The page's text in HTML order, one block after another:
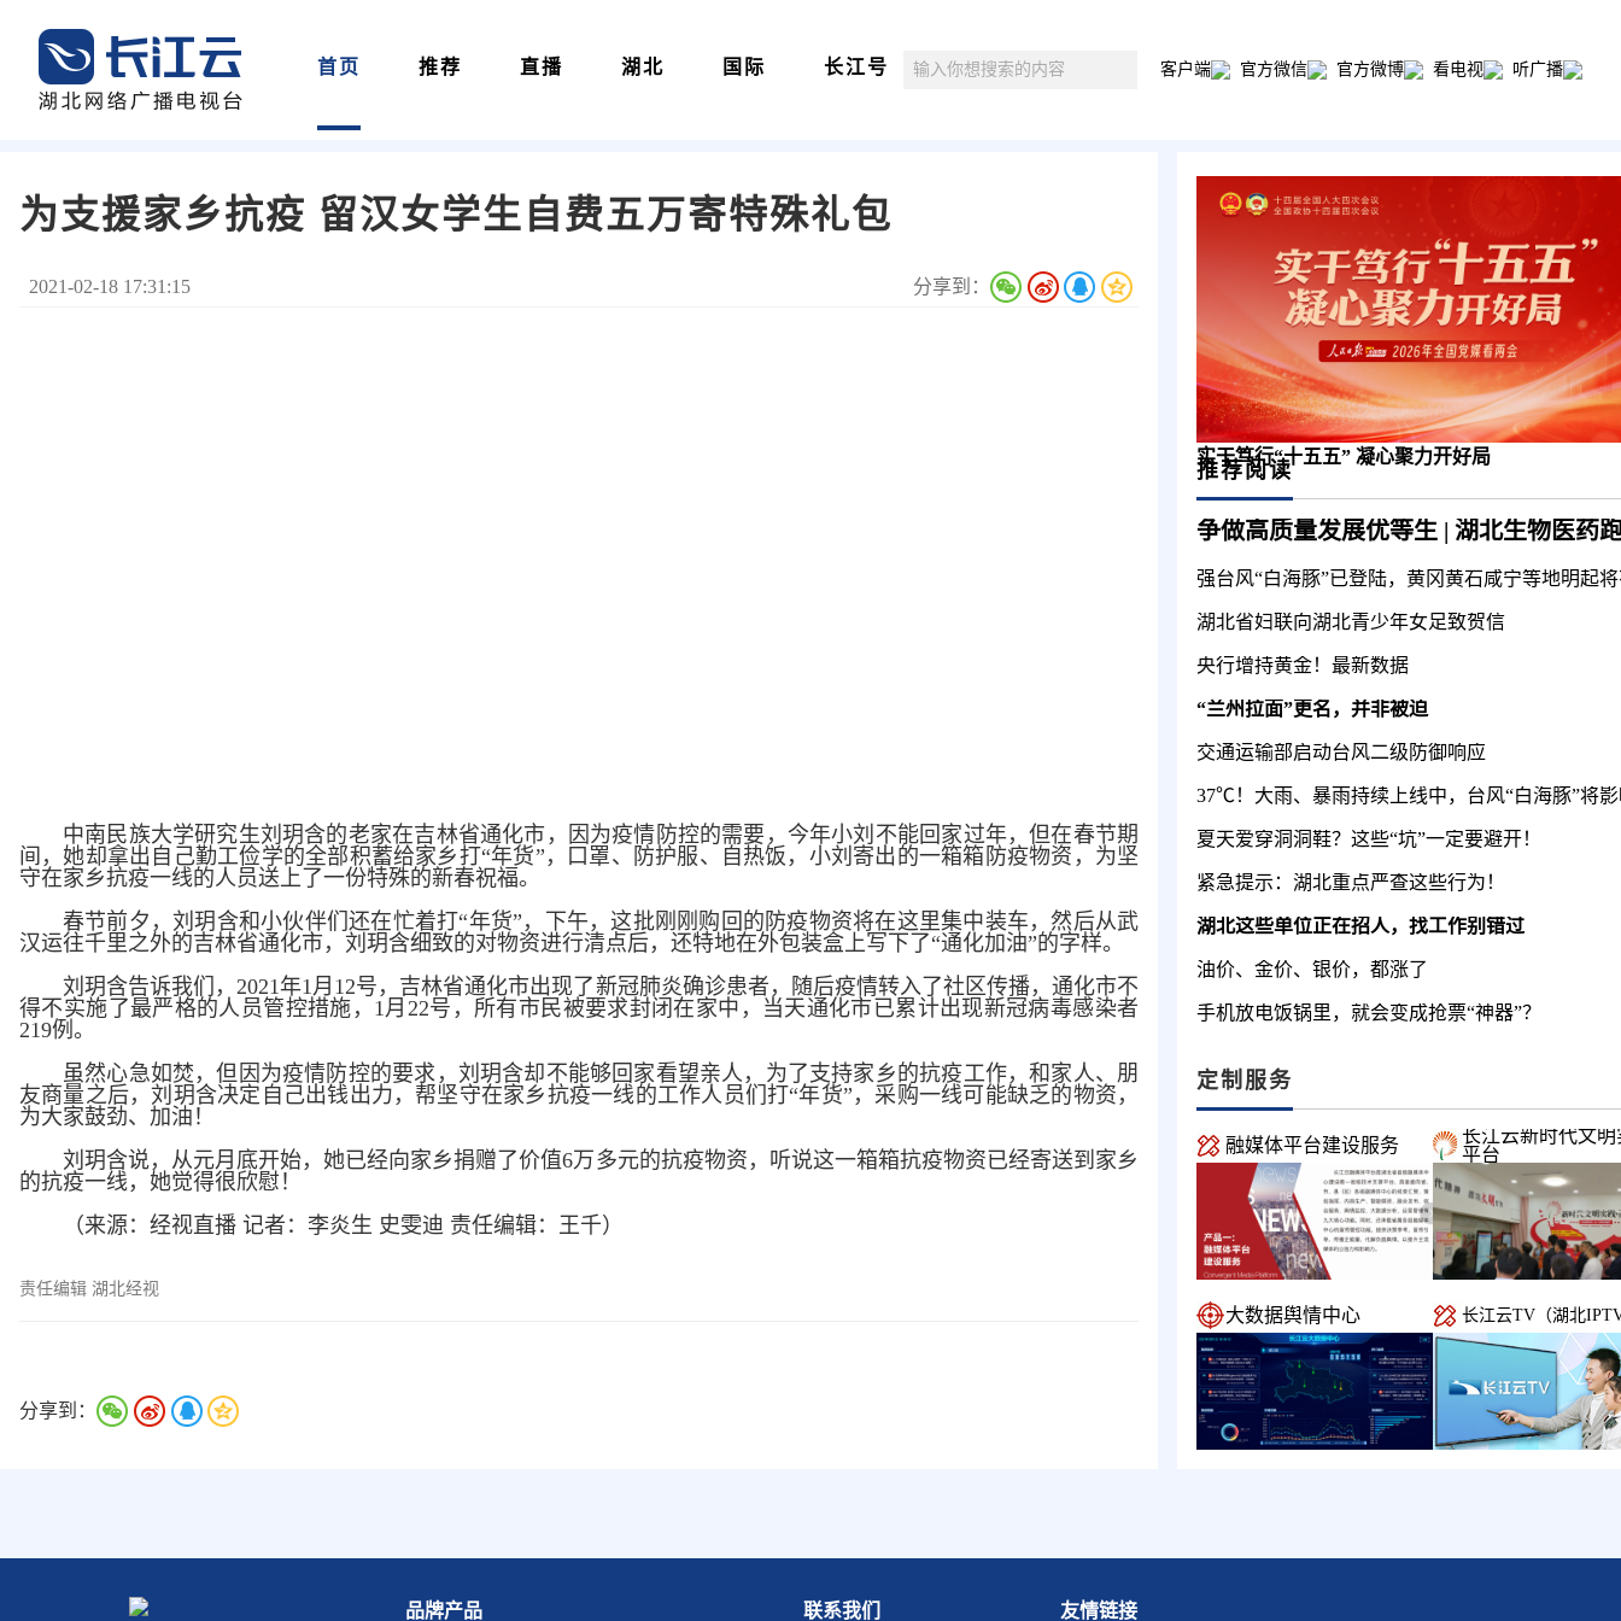
首页 推荐 直播 湖北 国际 长江号 客户端 官方微信 官方微博 看电视 听广播
为支援家乡抗疫 留汉女学生自费五万寄特殊礼包
2021-02-18 17:31:15 分享到：
中南民族大学研究生刘玥含的老家在吉林省通化市，因为疫情防控的需要，今年小刘不能回家过年，但在春节期
间，她却拿出自己勤工俭学的全部积蓄给家乡打“年货”，口罩、防护服、自热饭，小刘寄出的一箱箱防疫物资，为坚
守在家乡抗疫一线的人员送上了一份特殊的新春祝福。
春节前夕，刘玥含和小伙伴们还在忙着打“年货”，下午，这批刚刚购回的防疫物资将在这里集中装车，然后从武
汉运往千里之外的吉林省通化市，刘玥含细致的对物资进行清点后，还特地在外包装盒上写下了“通化加油”的字样。
刘玥含告诉我们，2021年1月12号，吉林省通化市出现了新冠肺炎确诊患者，随后疫情转入了社区传播，通化市不
得不实施了最严格的人员管控措施，1月22号，所有市民被要求封闭在家中，当天通化市已累计出现新冠病毒感染者
219例。
虽然心急如焚，但因为疫情防控的要求，刘玥含却不能够回家看望亲人，为了支持家乡的抗疫工作，和家人、朋
友商量之后，刘玥含决定自己出钱出力，帮坚守在家乡抗疫一线的工作人员们打“年货”，采购一线可能缺乏的物资，
为大家鼓劲、加油！
刘玥含说，从元月底开始，她已经向家乡捐赠了价值6万多元的抗疫物资，听说这一箱箱抗疫物资已经寄送到家乡
的抗疫一线，她觉得很欣慰！
（来源：经视直播 记者：李炎生 史雯迪 责任编辑：王千）
责任编辑 湖北经视
分享到：
实干笃行“十五五” 凝心聚力开好局
推荐阅读
湖北省妇联向湖北青少年女足致贺信
央行增持黄金！最新数据
“兰州拉面”更名，并非被迫
交通运输部启动台风二级防御响应
夏天爱穿洞洞鞋？这些“坑”一定要避开！
紧急提示：湖北重点严查这些行为！
湖北这些单位正在招人，找工作别错过
油价、金价、银价，都涨了
手机放电饭锅里，就会变成抢票“神器”？
定制服务
融媒体平台建设服务
长江云新时代文明
平台
大数据舆情中心 长江云TV（湖北
品牌产品 联系我们 友情链接